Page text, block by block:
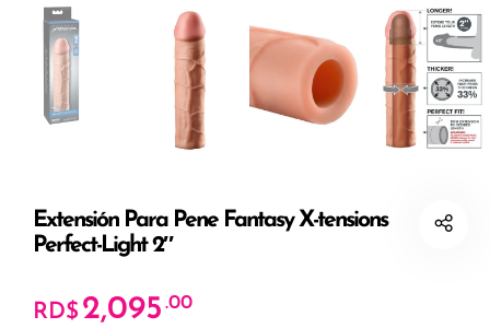
Extensión Para Pene Fantasy X-tensions
Perfect-Light 2″
RD$ 2,095 .00